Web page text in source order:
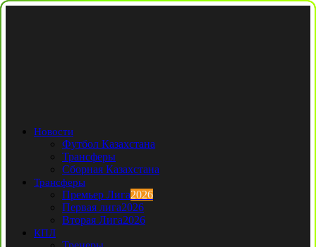
Новости
Футбол Казахстана
Трансферы
Сборная Казахстана
Трансферы
Премьер Лига2026
Первая лига2026
Вторая Лига2026
КПЛ